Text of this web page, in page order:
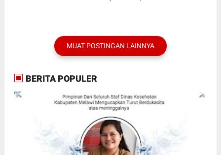
Menuju Lahat Lebih Baik
MUAT POSTINGAN LAINNYA
BERITA POPULER